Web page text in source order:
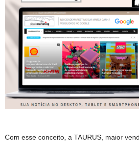
Com esse conceito, a TAURUS, maior